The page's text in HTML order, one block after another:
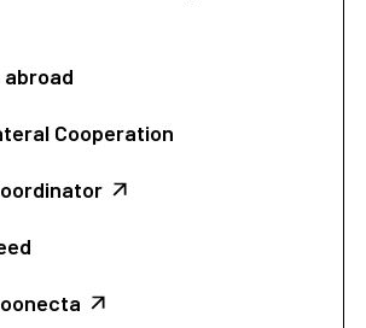
abroad
Cooperation